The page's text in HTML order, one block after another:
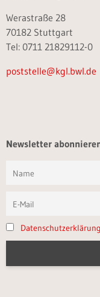
Werastraße 28
70182 Stuttgart
Tel: 0711 21829112-0
poststelle@kgl.bwl.de
Newsletter
Datenschutzerklärung